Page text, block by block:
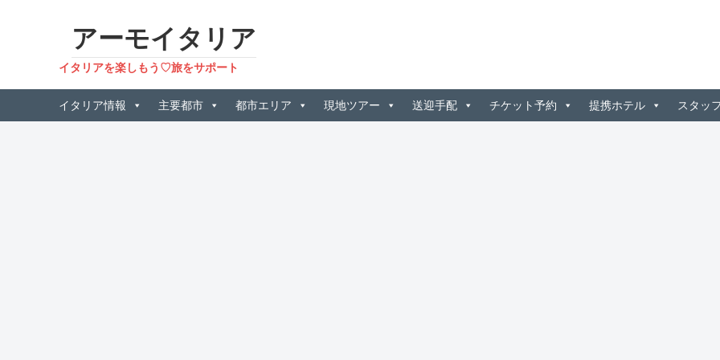
アーモイタリア
イタリアを楽しもう♡旅をサポート
イタリア情報 主要都市 都市エリア 現地ツアー 送迎手配 チケット予約 提携ホテル スタッフ